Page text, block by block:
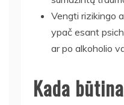
Vengti rizikingo
ypač esant
ar po alkoholio
Kada